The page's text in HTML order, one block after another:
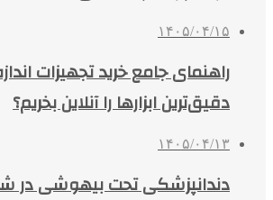
۱۴۰۵/۰۴/۱۵
راهنمای جامع خرید تجهیزات
دقیق‌ترین ابزارها را آنلاین بخریم؟
۱۴۰۵/۰۴/۱۳
دندانپزشکی تحت بیهوشی در